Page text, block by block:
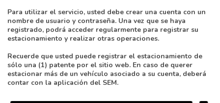
Para utilizar el servicio, usted debe crear una cuenta con un
nombre de usuario y contraseña. Una vez que se haya
registrado, podrá acceder regularmente para registrar su
estacionamiento y realizar otras operaciones.
Recuerde que usted puede registrar el estacionamiento de
sólo una (1) patente por el sitio web. En caso de querer
estacionar más de un vehículo asociado a su cuenta, deberá
contar con la aplicación del SEM.